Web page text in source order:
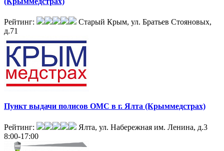
Рейтинг:
Старый Крым, ул. Братьев Стояновых,
д.71
Пункт выдачи полисов ОМС в г. Ялта (Крыммедстрах)
Рейтинг:
Ялта, ул. Набережная им. Ленина, д.3
8:00-17:00